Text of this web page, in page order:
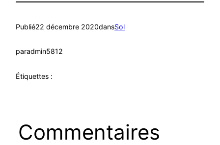
Publié22 décembre 2020dansSol
paradmin5812
Étiquettes :
Commentaires